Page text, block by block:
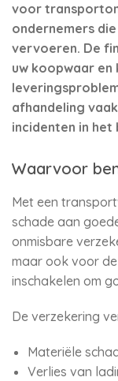
voor
ondernemers
vervoeren. De
uw koopwaar
afhandeling
incidenten in het
Waarvoor
Met een
schade aan
onmisbare
maar ook voor
inschakelen om
De verzekering
Materiële
Verlies van